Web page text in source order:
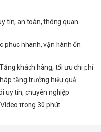
tín, an toàn, thông quan
phục nhanh, vận hành ổn
khách hàng, tối ưu chi phí
tăng trưởng hiệu quả
uy tín, chuyên nghiệp
trong 30 phút